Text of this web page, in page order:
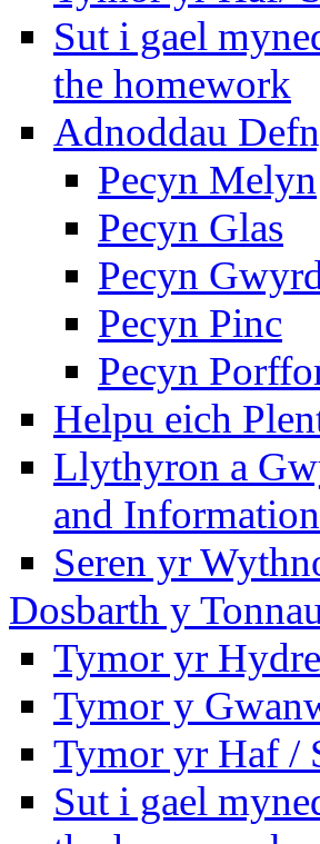
Sut i gael
the homework
Adnoddau
Pecyn Melyn
Pecyn Glas
Pecyn
Pecyn Pinc
Pecyn
Helpu eich
Llythyron a
and Information
Seren yr
Dosbarth y
Tymor yr
Tymor y
Tymor yr Haf /
Sut i gael